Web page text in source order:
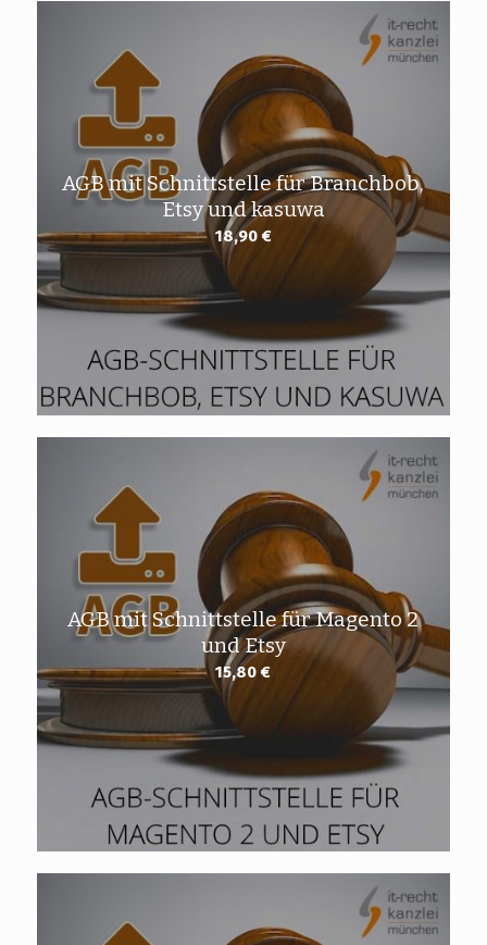
AGB mit Schnittstelle für Branchbob,
Etsy und kasuwa
18,90€
AGB mit Schnittstelle für Magento 2
und Etsy
15,80€